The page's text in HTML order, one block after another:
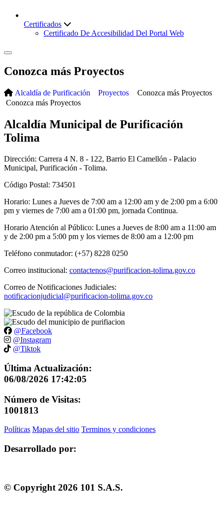
Certificados
Certificado De Accesibilidad Del Portal Web
Conozca más Proyectos
Alcaldía de Purificación Proyectos
Conozca más Proyectos
Conozca más Proyectos
Alcaldía Municipal de Purificación
Tolima
Dirección: Carrera 4 N. 8 - 122, Barrio El Camellón - Palacio
Municipal, Purificación - Tolima.
Código Postal: 734501
Horario: Lunes a Jueves de 7:00 am a 12:00 am y de 2:00 pm a 6:00
pm y viernes de 7:00 am a 01:00 pm, jornada Continua.
Horario Atención al Público: Lunes a Jueves de 8:00 am a 11:00 am
y de 2:00 pm a 5:00 pm y los viernes de 8:00 am a 12:00 pm
Teléfono conmutador: (+57) 8228 0250
Correo institucional: contactenos@purificacion-tolima.gov.co
Correo de Notificaciones Judiciales:
notificacionjudicial@purificacion-tolima.gov.co
@Facebook
@Instagram
@Tiktok
Última Actualización:
06/08/2026 17:42:05
Número de Visitas:
1001813
Políticas Mapas del sitio Terminos y condiciones
Desarrollado por:
© Copyright 2026 101 S.A.S.